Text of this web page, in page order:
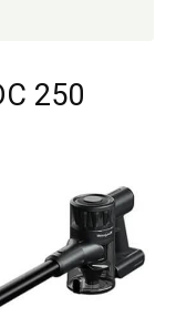
250